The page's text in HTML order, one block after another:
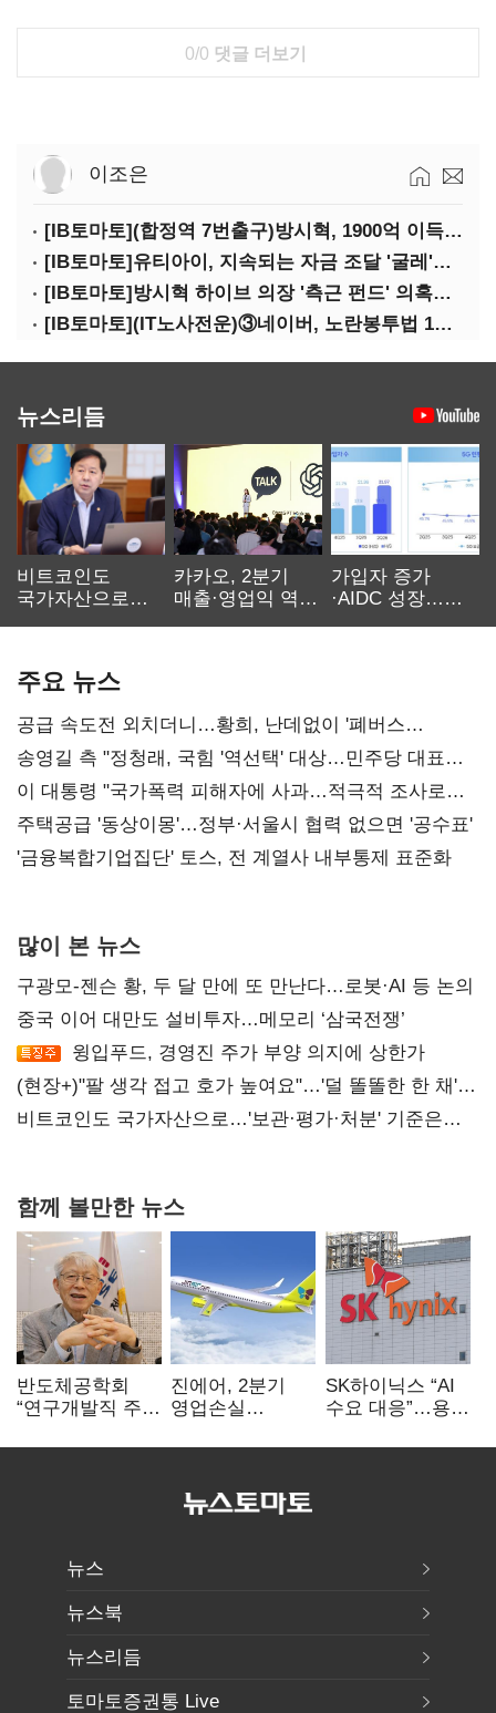
0/0 댓글 더보기
이조은
[IB토마토](합정역 7번출구)방시혁, 1900억 이득 논란…하이브 상장 진실은?
[IB토마토]유티아이, 지속되는 자금 조달 '굴레'…부채 리스크 고조
[IB토마토]방시혁 하이브 의장 '측근 펀드' 의혹…실상은 해외 투자 무산
[IB토마토](IT노사전운)③네이버, 노란봉투법 1호 되나…관건은 '진짜 주인'
뉴스리듬
비트코인도
국가자산으로…'
카카오, 2분기
매출·영업익 역대
가입자 증가
·AIDC 성장…
주요 뉴스
공급 속도전 외치더니…황희, 난데없이 '폐버스
리모델링' 제안
송영길 측 "정청래, 국힘 '역선택' 대상…민주당 대표로
총선 지휘 못해"
이 대통령 "국가폭력 피해자에 사과…적극적 조사로
진실 밝혀야"
주택공급 '동상이몽'…정부·서울시 협력 없으면 '공수표'
'금융복합기업집단' 토스, 전 계열사 내부통제 표준화
많이 본 뉴스
구광모-젠슨 황, 두 달 만에 또 만난다…로봇·AI 등 논의
중국 이어 대만도 설비투자…메모리 ‘삼국전쟁’
윙입푸드, 경영진 주가 부양 의지에 상한가
(현장+)"팔 생각 접고 호가 높여요"…'덜 똘똘한 한 채'
20억 키맞추기
비트코인도 국가자산으로…'보관·평가·처분' 기준은
함께 볼만한 뉴스
반도체공학회
“연구개발직 주
개선해야”
진에어, 2분기
영업손실
상승 여파
SK하이닉스 “AI
수요 대응”…용인
투자
뉴스
뉴스북
뉴스리듬
토마토증권통 Live